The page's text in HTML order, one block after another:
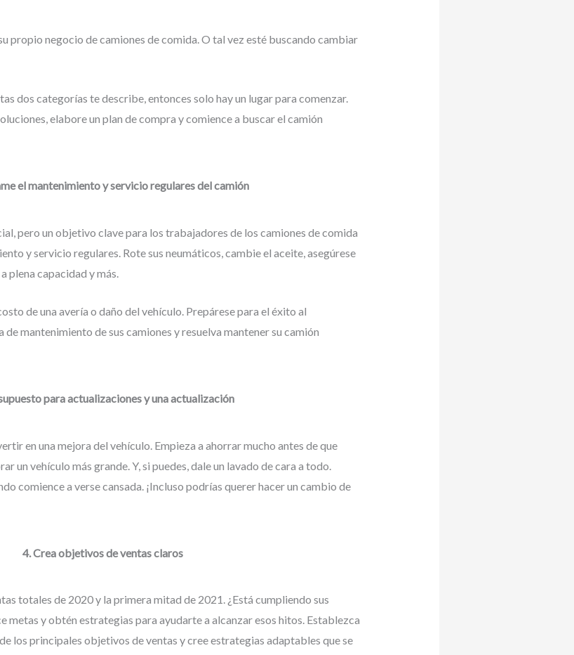
propio negocio de camiones de comida. O tal vez esté buscando cambiar
dos categorías te describe, entonces solo hay un lugar para comenzar.
elabore un plan de compra y comience a buscar el camión
el mantenimiento y servicio regulares del camión
pero un objetivo clave para los trabajadores de los camiones de comida
y servicio regulares. Rote sus neumáticos, cambie el aceite, asegúrese
plena capacidad y más.
de una avería o daño del vehículo. Prepárese para el éxito al
mantenimiento de sus camiones y resuelva mantener su camión
para actualizaciones y una actualización
en una mejora del vehículo. Empieza a ahorrar mucho antes de que
un vehículo más grande. Y, si puedes, dale un lavado de cara a todo.
comience a verse cansada. ¡Incluso podrías querer hacer un cambio de
4. Crea objetivos de ventas claros
totales de 2020 y la primera mitad de 2021. ¿Está cumpliendo sus
metas y obtén estrategias para ayudarte a alcanzar esos hitos. Establezca
los principales objetivos de ventas y cree estrategias adaptables que se